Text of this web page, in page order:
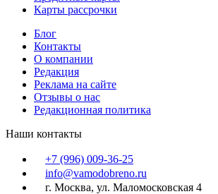
Карты рассрочки
Блог
Контакты
О компании
Редакция
Реклама на сайте
Отзывы о нас
Редакционная политика
Наши контакты
+7 (996) 009-36-25
info@vamodobreno.ru
г. Москва, ул. Маломосковская 4